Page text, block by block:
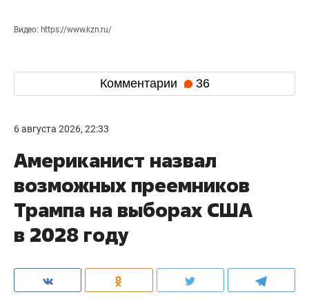
Видео: https://www.kzn.ru/
Комментарии 36
6 августа 2026, 22:33
Американист назвал
возможных преемников
Трампа на выборах США
в 2028 году